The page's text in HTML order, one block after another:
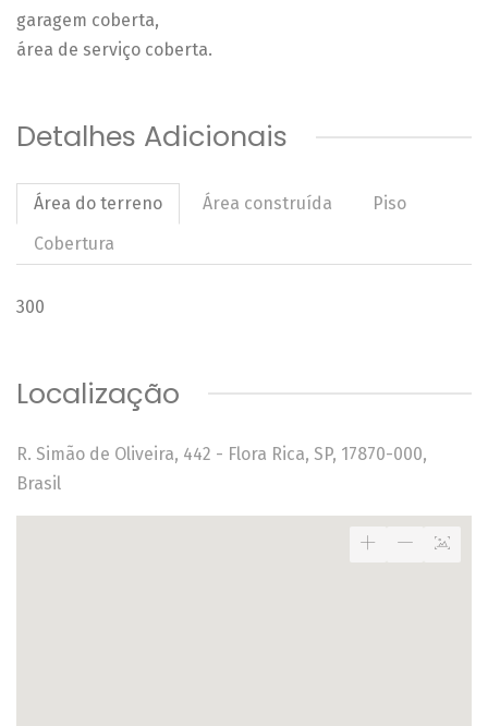
garagem coberta,
área de serviço coberta.
Detalhes Adicionais
Área do terreno Área construída
Piso
Cobertura
300
Localização
R. Simão de Oliveira, 442 - Flora Rica, SP, 17870-000,
Brasil